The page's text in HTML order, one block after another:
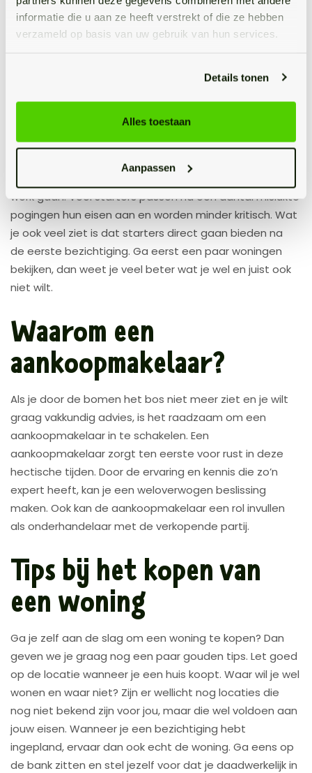
informatie die u aan ze heeft verstrekt of die ze hebben
verzameld op basis van uw gebruik van hun services.
Details tonen
Alles toestaan
Aanpassen
handtekeningen zijn gezet en de sleutels worden
overgedragen, is de koop afgerond en ben je officieel
Een huis kopen als
Is dat nog wel mogelijk? Ondanks dat het een lastige
situatie is op het moment, moet je wel strategisch te
werk gaan. Veel starters passen na een aantal mislukte
pogingen hun eisen aan en worden minder kritisch. Wat
je ook veel ziet is dat starters direct gaan bieden na
de eerste bezichtiging. Ga eerst een paar woningen
bekijken, dan weet je veel beter wat je wel en juist ook
niet wilt.
Waarom een
aankoopmakelaar?
Als je door de bomen het bos niet meer ziet en je wilt
graag vakkundig advies, is het raadzaam om een
aankoopmakelaar in te schakelen. Een
aankoopmakelaar zorgt ten eerste voor rust in deze
hectische tijden. Door de ervaring en kennis die zo’n
expert heeft, kan je een weloverwogen beslissing
maken. Ook kan de aankoopmakelaar een rol invullen
als onderhandelaar met de verkopende partij.
Tips bij het kopen van
een woning
Ga je zelf aan de slag om een woning te kopen? Dan
geven we je graag nog een paar gouden tips. Let goed
op de locatie wanneer je een huis koopt. Waar wil je wel
wonen en waar niet? Zijn er wellicht nog locaties die
nog niet bekend zijn voor jou, maar die wel voldoen aan
jouw eisen. Wanneer je een bezichtiging hebt
ingepland, ervaar dan ook echt de woning. Ga eens op
de bank zitten en stel jezelf voor dat je daadwerkelijk in